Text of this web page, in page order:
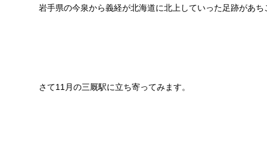
岩手県の今泉から義経が北海道に北上していった足跡があ
さて11月の三厩駅に立ち寄ってみます。